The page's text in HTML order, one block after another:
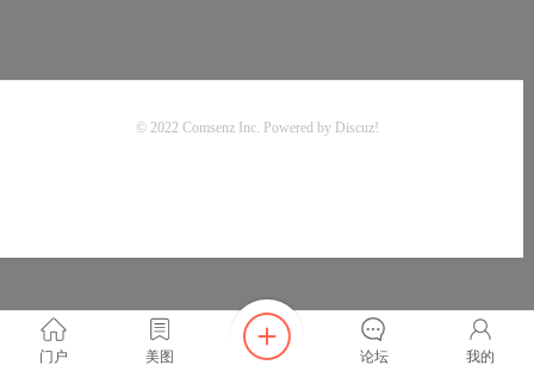
门户 美图 论坛 我的
© 2022Comsenz Inc. Powered by Discuz!